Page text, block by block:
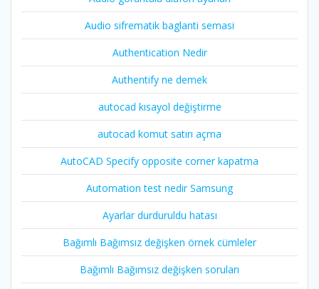
Audio sifrematik baglanti semasi
Authentication Nedir
Authentify ne demek
autocad kısayol değiştirme
autocad komut satırı açma
AutoCAD Specify opposite corner kapatma
Automation test nedir Samsung
Ayarlar durduruldu hatası
Bağımlı Bağımsız değişken örnek cümleler
Bağımlı Bağımsız değişken soruları